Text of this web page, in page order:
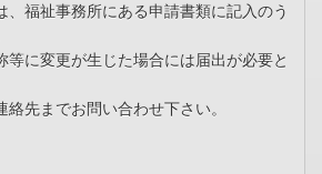
福祉事務所にある申請書類に記入のう
に変更が生じた場合には届出が必要と
先までお問い合わせ下さい。